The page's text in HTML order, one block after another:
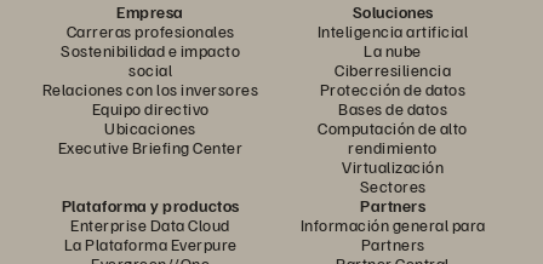
Empresa
Carreras profesionales
Sostenibilidad e impacto
social
Relaciones con los inversores
Equipo directivo
Ubicaciones
Executive Briefing Center
Soluciones
Inteligencia artificial
La nube
Ciberresiliencia
Protección de datos
Bases de datos
Computación de alto
rendimiento
Virtualización
Sectores
Plataforma y productos
Enterprise Data Cloud
La Plataforma Everpure
Partners
Información general para
Partners